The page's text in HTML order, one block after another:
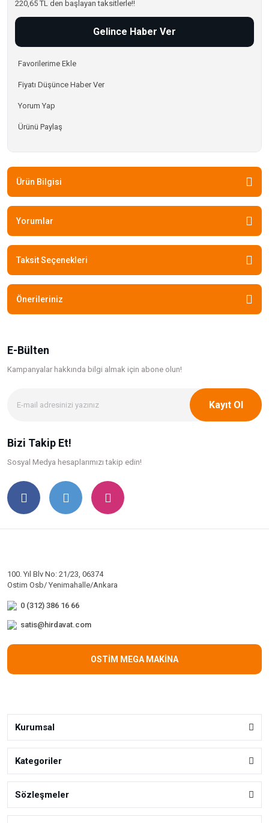
220,65 TL den başlayan taksitlerle!!
Gelince Haber Ver
Fiyatı Düşünce Haber Ver
Yorum Yap
Ürünü Paylaş
Ürün Bilgisi
Yorumlar
Taksit Seçenekleri
Önerileriniz
E-Bülten
Kampanyalar hakkında bilgi almak için abone olun!
Kayıt Ol
Bizi Takip Et!
Sosyal Medya hesaplarımızı takip edin!
100. Yıl Blv No: 21/23, 06374
Ostim Osb/ Yenimahalle/Ankara
0 (312) 386 16 66
satis@hirdavat.com
OSTİM MEGA MAKİNA
Kurumsal
Kategoriler
Sözleşmeler